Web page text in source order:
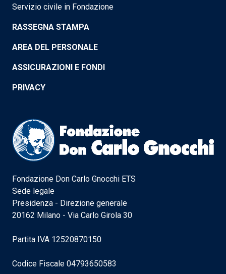
Servizio civile in Fondazione
RASSEGNA STAMPA
AREA DEL PERSONALE
ASSICURAZIONI E FONDI
PRIVACY
Fondazione Don Carlo Gnocchi ETS
Sede legale
Presidenza - Direzione generale
20162 Milano - Via Carlo Girola 30
Partita IVA 12520870150
Codice Fiscale 04793650583